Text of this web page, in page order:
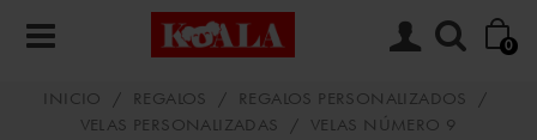
0
INICIO / REGALOS / REGALOS PERSONALIZADOS
/
VELAS PERSONALIZADAS
/ VELAS NÚMERO 9